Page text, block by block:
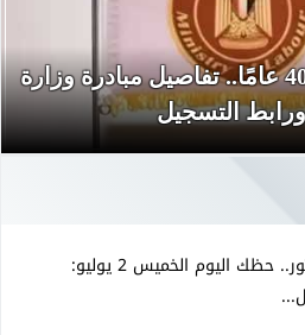
وظائف لمن تجاوزوا 40 عامًا.. تفاصيل مبادرة وزارة
التسجيل
برج الثور.. حظك اليوم الخميس 2 يوليو: